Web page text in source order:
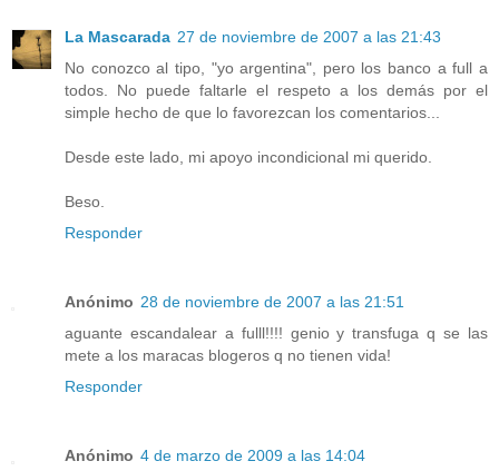
La Mascarada 27 de noviembre de 2007 a las 21:43
No conozco al tipo, "yo argentina", pero los banco a full a
todos. No puede faltarle el respeto a los demás por el
simple hecho de que lo favorezcan los comentarios...
Desde este lado, mi apoyo incondicional mi querido.
Beso.
Responder
Anónimo 28 de noviembre de 2007 a las 21:51
aguante escandalear a fulll!!!! genio y transfuga q se las
mete a los maracas blogeros q no tienen vida!
Responder
Anónimo 4 de marzo de 2009 a las 14:04